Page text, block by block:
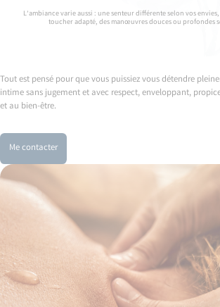
L’ambiance varie aussi : une senteur différente selon vos
toucher adapté, des manœuvres douces ou profondes
Tout est pensé pour que vous puissiez vous détendre
intime sans jugement et avec respect, enveloppant,
et au bien-être.
Me contacter